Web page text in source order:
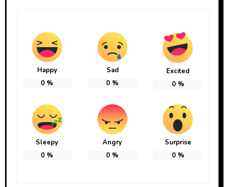
Happy
0 %
Sad
0 %
Excited
0%
Sleepy
0 %
Angry
0 %
Surprise
0%